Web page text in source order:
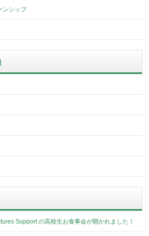
ンシップ
Support の高校生お食事会が開かれました！